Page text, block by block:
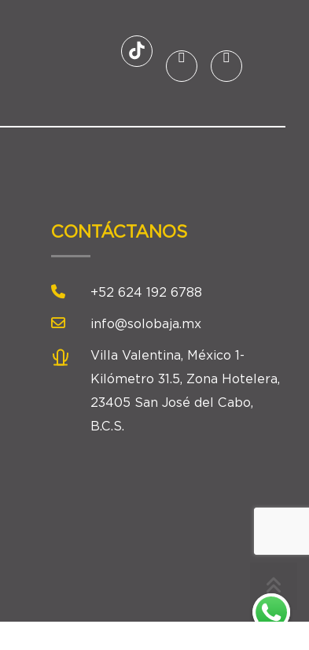
CONTÁCTANOS
+52 624 192 6788
info@solobaja.mx
Villa Valentina, México 1-
Kilómetro 31.5, Zona Hotelera,
23405 San José del Cabo,
B.C.S.